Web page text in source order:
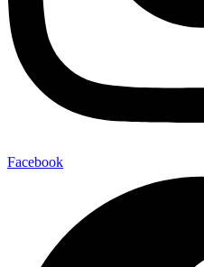
Facebook